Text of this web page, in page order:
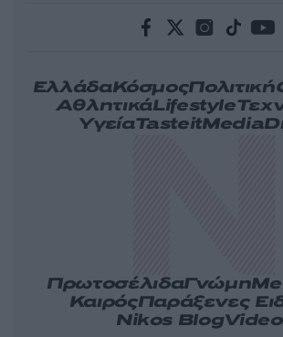
ΕλλάδαΚόσμοςΠολιτική
ΑθλητικάLifestyle
ΥγείαTasteitMedia
ΠρωτοσέλιδαΓνώμη
ΚαιρόςΠαράξενες
Nikos Blog